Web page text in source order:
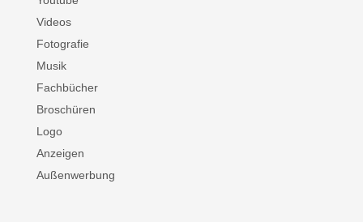
Videos
Fotografie
Musik
Fachbücher
Broschüren
Logo
Anzeigen
Außenwerbung